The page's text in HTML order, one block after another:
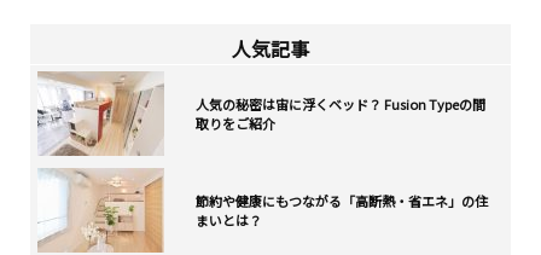
人気記事
人気の秘密は宙に浮くベッド？ Fusion Typeの間
取りをご紹介
節約や健康にもつながる「高断熱・省エネ」の住
まいとは？